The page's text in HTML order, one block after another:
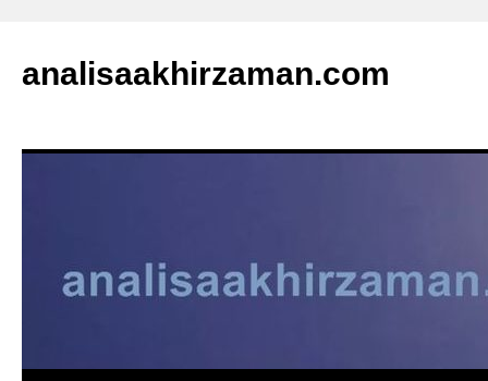
analisaakhirzaman.com